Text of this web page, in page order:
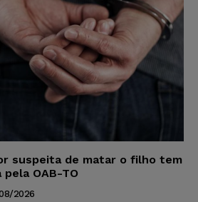
suspeita de matar o filho tem
OAB-TO
2026